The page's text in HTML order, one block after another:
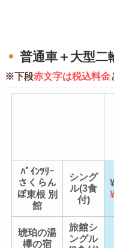
普通車＋大型二
※下段赤文字は税込料金
ﾊﾟｲﾝﾂﾘｰ
さくらん
ぼ東根 別
館
シング
ル(3食
付)
琥珀の湯
欅の宿
旅館シ
ングル